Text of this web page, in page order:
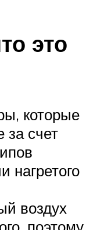
это
которые
за счет
нагретого
воздух